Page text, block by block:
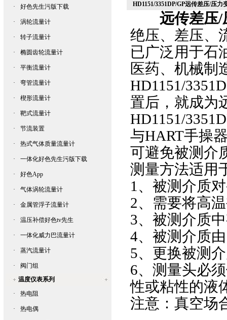
· 好色先生污版下载
· 涡轮流量计
· 转子流量计
· 椭圆齿轮流量计
· 平衡流量计
· 弯管流量计
· 楔形流量计
· 靶式流量计
· 节流装置
· 热式气体质量流量计
· 一体化好色先生污版下载
· 好色App
· 气体涡轮流量计
· 金属管浮子流量计
· 温压补偿好色tv先生
· 一体化威力巴流量计
· 蒸汽流量计
·
阀门组
温度仪表系列
·
热电阻
· 热电偶
HD1151/3351DP/GP远传差压/压力
远传差压/
绝压、差压
已广泛用于石油
医药、机械制
HD1151/
置后，就成为
HD1151/
与HART手操
可避免被测介
测量方法适用于
1、被测介
2、需要将
3、被测介
4、被测介
5、更换被
6、测量头必须
性或粘性的液
注意：真空